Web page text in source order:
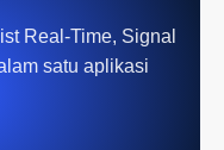
Real-Time, Signal
satu aplikasi